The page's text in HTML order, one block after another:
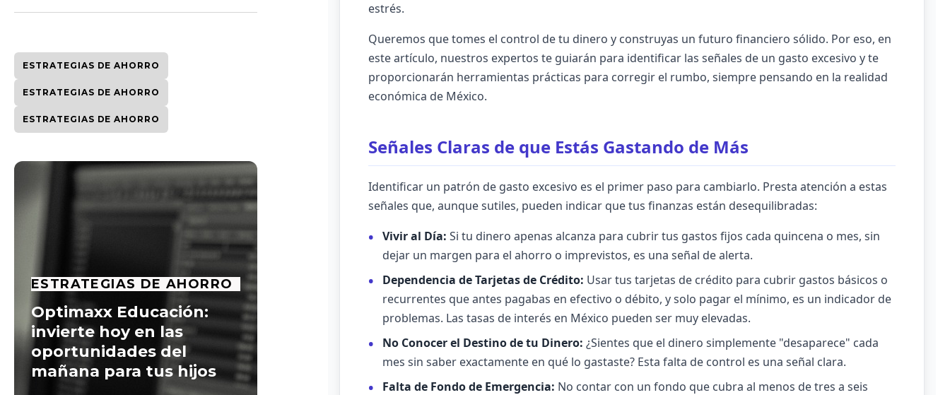
ESTRATEGIAS DE AHORRO
ESTRATEGIAS DE AHORRO
ESTRATEGIAS DE AHORRO
ESTRATEGIAS DE AHORRO
Optimaxx Educación:
invierte hoy en las
oportunidades del
mañana para tus hijos
estrés.
Queremos que tomes el control de tu dinero y construyas un futuro financiero sólido. Por eso, en
este artículo, nuestros expertos te guiarán para identificar las señales de un gasto excesivo y te
proporcionarán herramientas prácticas para corregir el rumbo, siempre pensando en la realidad
económica de México.
Señales Claras de que Estás Gastando de Más
Identificar un patrón de gasto excesivo es el primer paso para cambiarlo. Presta atención a estas
señales que, aunque sutiles, pueden indicar que tus finanzas están desequilibradas:
Vivir al Día: Si tu dinero apenas alcanza para cubrir tus gastos fijos cada quincena o mes, sin
dejar un margen para el ahorro o imprevistos, es una señal de alerta.
Dependencia de Tarjetas de Crédito: Usar tus tarjetas de crédito para cubrir gastos básicos o
recurrentes que antes pagabas en efectivo o débito, y solo pagar el mínimo, es un indicador de
problemas. Las tasas de interés en México pueden ser muy elevadas.
No Conocer el Destino de tu Dinero: ¿Sientes que el dinero simplemente "desaparece" cada
mes sin saber exactamente en qué lo gastaste? Esta falta de control es una señal clara.
Falta de Fondo de Emergencia: No contar con un fondo que cubra al menos de tres a seis